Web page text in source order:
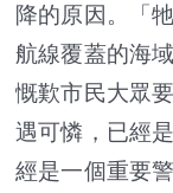
降的原因。「
航線覆蓋的海
慨歎市民大眾
遇可憐，已經
經是一個重要